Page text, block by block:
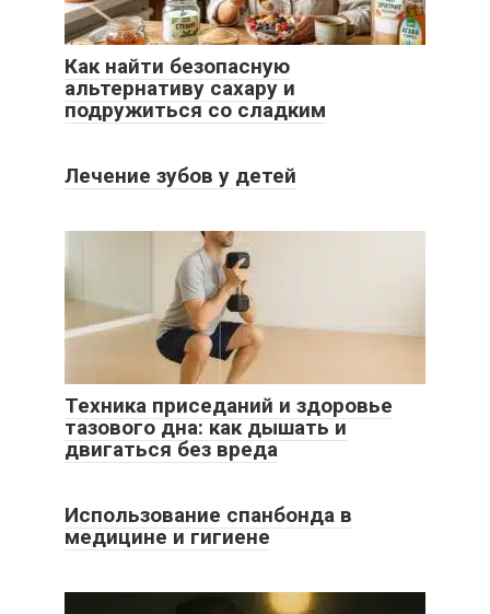
Как найти безопасную
альтернативу сахару и
подружиться со сладким
Лечение зубов у детей
Техника приседаний и здоровье
тазового дна: как дышать и
двигаться без вреда
Использование спанбонда в
медицине и гигиене